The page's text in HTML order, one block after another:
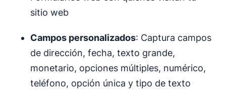
sitio web
Campos personalizados: Captura campos
de dirección, fecha, texto grande,
monetario, opciones múltiples, numérico,
teléfono, opción única y tipo de texto